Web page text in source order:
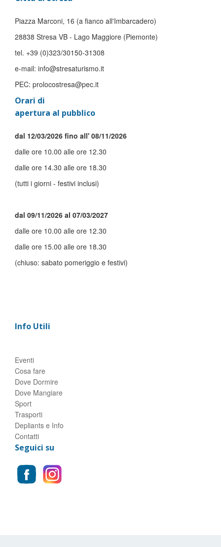
Piazza Marconi, 16 (a fianco all'Imbarcadero)
28838 Stresa VB - Lago Maggiore (Piemonte)
tel. +39 (0)323/30150-31308
e-mail: info@stresaturismo.it
PEC: prolocostresa@pec.it
Orari di
apertura al pubblico
dal 12/03/2026 fino all' 08/11/2026
dalle ore 10.00 alle ore 12.30
dalle ore 14.30 alle ore 18.30
(tutti i giorni - festivi inclusi)
dal 09/11/2026 al 07/03/2027
dalle ore 10.00 alle ore 12.30
dalle ore 15.00 alle ore 18.30
(chiuso: sabato pomeriggio e festivi)
Info Utili
Eventi
Cosa fare
Dove Dormire
Dove Mangiare
Sport
Trasporti
Depliants e Info
Contatti
Seguici su